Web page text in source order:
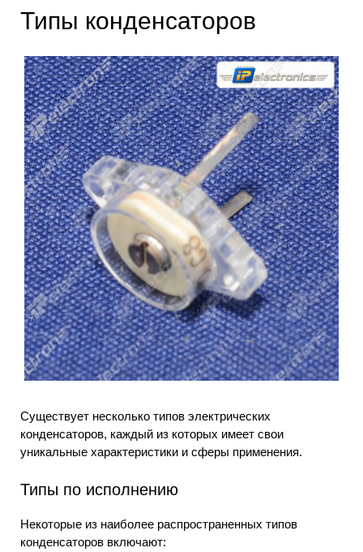
Типы конденсаторов
Существует несколько типов электрических
конденсаторов, каждый из которых имеет свои
уникальные характеристики и сферы применения.
Типы по исполнению
Некоторые из наиболее распространенных типов
конденсаторов включают: